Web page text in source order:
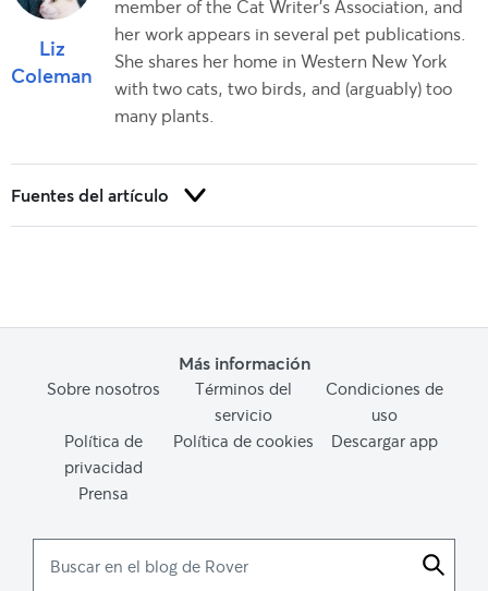
Liz
Coleman
member of the Cat Writer’s Association, and
her work appears in several pet publications.
She shares her home in Western New York
with two cats, two birds, and (arguably) too
many plants.
Fuentes del artículo
Más información
Sobre nosotros
Términos del
servicio
Condiciones de
uso
Política de
privacidad
Política de cookies Descargar app
Prensa
en